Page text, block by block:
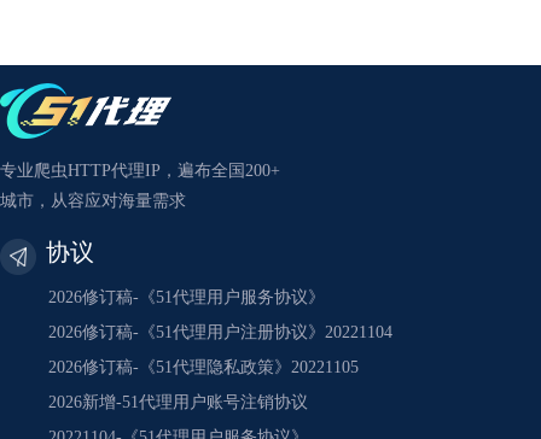
专业爬虫HTTP代理IP，遍布全国200+
城市，从容应对海量需求
协议
2026修订稿-《51代理用户服务协议》
2026修订稿-《51代理用户注册协议》20221104
2026修订稿-《51代理隐私政策》20221105
2026新增-51代理用户账号注销协议